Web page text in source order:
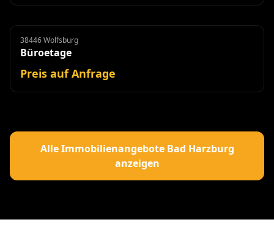
Büroetage Miete
38446 Wolfsburg
Büroetage
Preis auf Anfrage
Alle Immobilienangebote Bad Harzburg
anzeigen